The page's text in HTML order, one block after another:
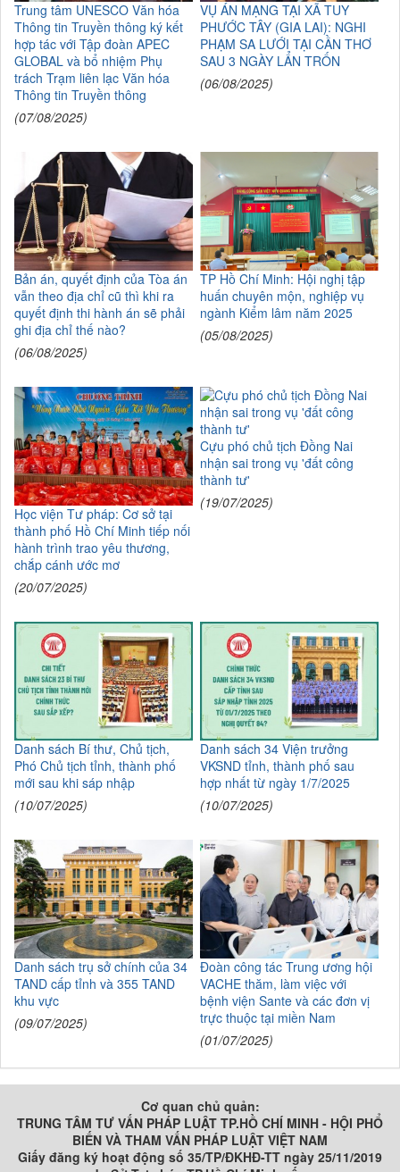
Trung tâm UNESCO Văn hóa
Thông tin Truyền thông ký kết
hợp tác với Tập đoàn APEC
GLOBAL và bổ nhiệm Phụ
trách Trạm liên lạc Văn hóa
Thông tin Truyền thông
(07/08/2025)
VỤ ÁN MẠNG TẠI XÃ TUY
PHƯỚC TÂY (GIA LAI): NGHI
PHẠM SA LƯỚI TẠI CẦN THƠ
SAU 3 NGÀY LẨN TRỐN
(06/08/2025)
Bản án, quyết định của Tòa án
vẫn theo địa chỉ cũ thì khi ra
quyết định thi hành án sẽ phải
ghi địa chỉ thế nào?
(06/08/2025)
TP Hồ Chí Minh: Hội nghị tập
huấn chuyên mộn, nghiệp vụ
ngành Kiểm lâm năm 2025
(05/08/2025)
Học viện Tư pháp: Cơ sở tại
thành phố Hồ Chí Minh tiếp nối
hành trình trao yêu thương,
chắp cánh ước mơ
(20/07/2025)
Cựu phó chủ tịch Đồng Nai
nhận sai trong vụ 'đất công
thành tư'
(19/07/2025)
Danh sách Bí thư, Chủ tịch,
Phó Chủ tịch tỉnh, thành phố
mới sau khi sáp nhập
(10/07/2025)
Danh sách 34 Viện trưởng
VKSND tỉnh, thành phố sau
hợp nhất từ ngày 1/7/2025
(10/07/2025)
Danh sách trụ sở chính của 34
TAND cấp tỉnh và 355 TAND
khu vực
(09/07/2025)
Đoàn công tác Trung ương hội
VACHE thăm, làm việc với
bệnh viện Sante và các đơn vị
trực thuộc tại miền Nam
(01/07/2025)
Cơ quan chủ quản:
TRUNG TÂM TƯ VẤN PHÁP LUẬT TP.HỒ CHÍ MINH - HỘI PHỔ
BIẾN VÀ THAM VẤN PHÁP LUẬT VIỆT NAM
Giấy đăng ký hoạt động số 35/TP/ĐKHĐ-TT ngày 25/11/2019